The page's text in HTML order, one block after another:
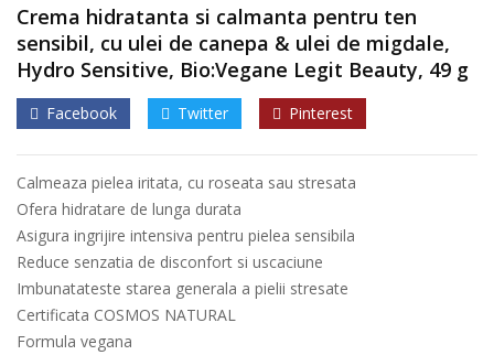
Crema hidratanta si calmanta pentru ten
sensibil, cu ulei de canepa & ulei de migdale,
Hydro Sensitive, Bio:Vegane Legit Beauty, 49 g
Facebook Twitter Pinterest
Calmeaza pielea iritata, cu roseata sau stresata
Ofera hidratare de lunga durata
Asigura ingrijire intensiva pentru pielea sensibila
Reduce senzatia de disconfort si uscaciune
Imbunatateste starea generala a pielii stresate
Certificata COSMOS NATURAL
Formula vegana